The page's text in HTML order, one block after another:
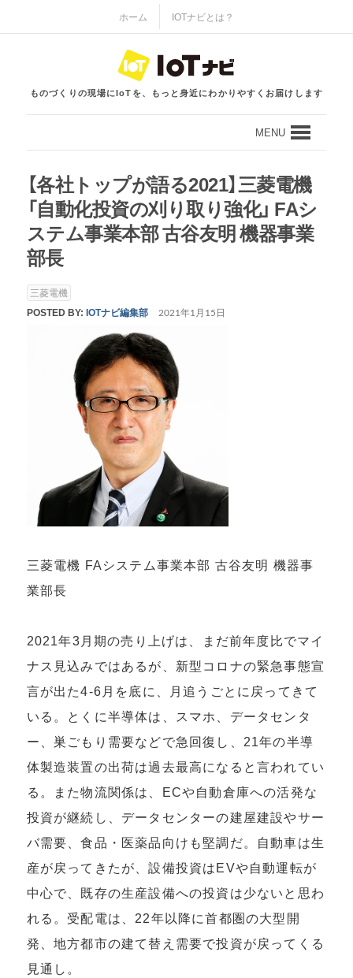
ホーム IOTナビとは？
ものづくりの現場にIoTを、もっと身近にわかりやすくお届けします
MENU
【各社トップが語る2021】三菱電機
「自動化投資の刈り取り強化」 FAシ
ステム事業本部 古谷友明 機器事業
部長
三菱電機
POSTED BY: IOTナビ編集部 2021年1月15日
三菱電機 FAシステム事業本部 古谷友明 機器事
業部長
2021年3月期の売り上げは、まだ前年度比でマイ
ナス見込みではあるが、新型コロナの緊急事態宣
言が出た4-6月を底に、月追うごとに戻ってきて
いる。とくに半導体は、スマホ、データセンタ
ー、巣ごもり需要などで急回復し、21年の半導
体製造装置の出荷は過去最高になると言われてい
る。また物流関係は、ECや自動倉庫への活発な
投資が継続し、データセンターの建屋建設やサー
バ需要、食品・医薬品向けも堅調だ。自動車は生
産が戻ってきたが、設備投資はEVや自動運転が
中心で、既存の生産設備への投資は少ないと思わ
れる。受配電は、22年以降に首都圏の大型開
発、地方都市の建て替え需要で投資が戻ってくる
見通し。